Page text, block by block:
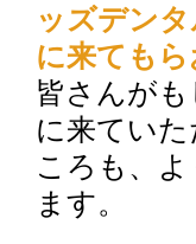
ッズデン
に来ても
皆さんが
に来てい
ころも、
ます。